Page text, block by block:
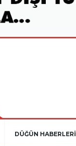
DÜĞÜN HABERLERİ